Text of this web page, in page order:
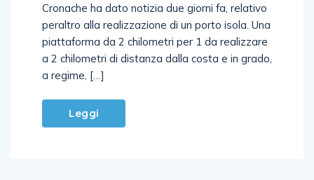
Cronache ha dato notizia due giorni fa, relativo
peraltro alla realizzazione di un porto isola. Una
piattaforma da 2 chilometri per 1 da realizzare
a 2 chilometri di distanza dalla costa e in grado,
a regime, […]
Leggi